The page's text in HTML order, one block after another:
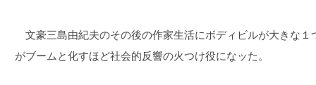
文豪三島由紀夫のその後の作家生活にボディビルが大きな１
がブームと化すほど社会的反響の火つけ役になッた。